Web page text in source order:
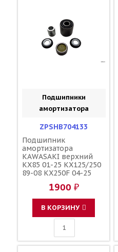
Подшипники
амортизатора
ZPSHB704133
Подшипник
амортизатора
KAWASAKI верхний
KX85 01-25 KX125/250
89-08 KX250F 04-25
08-19 SUZUKI RMZ250
04-06 нижний
KX125/250 89-97 KX500
29-1002 92092-1016
92049-1330 92049-0069
42036-0030 92046-1192
92046-1301
1900 ₽
В КОРЗИНУ